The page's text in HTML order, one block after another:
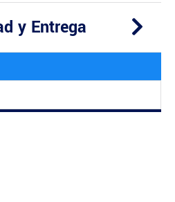
y Entrega